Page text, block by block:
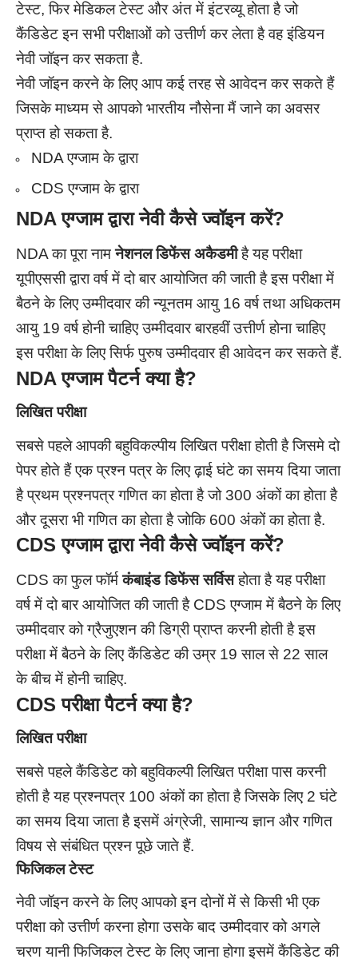
टेस्ट, फिर मेडिकल टेस्ट और अंत में इंटरव्यू होता है जो
कैंडिडेट इन सभी परीक्षाओं को उत्तीर्ण कर लेता है वह इंडियन
नेवी जॉइन कर सकता है.
नेवी जॉइन करने के लिए आप कई तरह से आवेदन कर सकते हैं
जिसके माध्यम से आपको भारतीय नौसेना मैं जाने का अवसर
प्राप्त हो सकता है.
NDA एग्जाम के द्वारा
CDS एग्जाम के द्वारा
NDAएग्जाम द्वारानेवीकैसे ज्वॉइन करें?
NDA का पूरा नामनेशनल डिफेंस अकैडमीहै यह परीक्षा
यूपीएससी द्वारा वर्ष में दो बार आयोजित की जाती है इस परीक्षा में
बैठने के लिए उम्मीदवार की न्यूनतम आयु 16 वर्ष तथा अधिकतम
आयु 19 वर्ष होनी चाहिए उम्मीदवार बारहवीं उत्तीर्ण होना चाहिए
इस परीक्षा के लिए सिर्फ पुरुष उम्मीदवार ही आवेदन कर सकते हैं.
NDA एग्जाम पैटर्न क्या है?
लिखित परीक्षा
सबसे पहले आपकी बहुविकल्पीय लिखित परीक्षा होती है जिसमे दो
पेपर होते हैं एक प्रश्न पत्र के लिए ढ़ाई घंटे का समय दिया जाता
है प्रथम प्रश्नपत्र गणित का होता है जो 300 अंकों का होता है
और दूसरा भी गणित का होता है जोकि 600 अंकों का होता है.
CDS एग्जाम द्वारानेवीकैसे ज्वॉइन करें?
CDS का फुल फॉर्मकंबाइंड डिफेंस सर्विसहोता है यह परीक्षा
वर्ष में दो बार आयोजित की जाती है CDS एग्जाम में बैठने के लिए
उम्मीदवार को ग्रैजुएशन की डिग्री प्राप्त करनी होती है इस
परीक्षा में बैठने के लिए कैंडिडेट की उम्र 19 साल से 22 साल
के बीच में होनी चाहिए.
CDS परीक्षा पैटर्न क्या है?
लिखित परीक्षा
सबसे पहले कैंडिडेट को बहुविकल्पी लिखित परीक्षा पास करनी
होती है यह प्रश्नपत्र 100 अंकों का होता है जिसके लिए 2 घंटे
का समय दिया जाता है इसमें अंग्रेजी, सामान्य ज्ञान और गणित
विषय से संबंधित प्रश्न पूछे जाते हैं.
फिजिकल टेस्ट
नेवी जॉइन करने के लिए आपको इन दोनों में से किसी भी एक
परीक्षा को उत्तीर्ण करना होगा उसके बाद उम्मीदवार को अगले
चरण यानी फिजिकल टेस्ट के लिए जाना होगा इसमें कैंडिडेट की